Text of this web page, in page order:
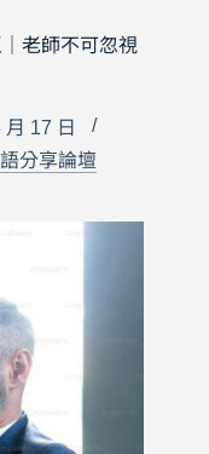
老師不可忽視
17 日
分享論壇